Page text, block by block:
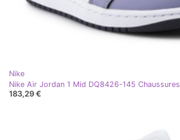
Nike
Nike Air Jordan 1 Mid DQ8426-145 Chaussures
183,29 €